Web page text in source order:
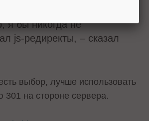
я бы никогда не
js-редиректы, – сказал
выбор, лучше использовать
301 на стороне сервера.